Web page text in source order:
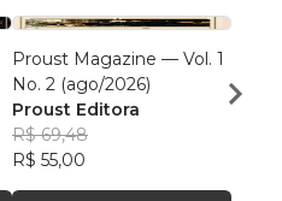
Proust Magazine — Vol. 1
No. 2 (ago/2026)
Proust Editora
R$ 69,48
R$ 55,00